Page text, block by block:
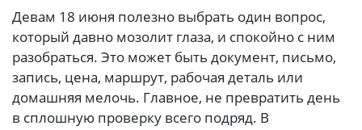
Девам 18 июня полезно выбрать один вопрос,
который давно мозолит глаза, и спокойно с ним
разобраться. Это может быть документ, письмо,
запись, цена, маршрут, рабочая деталь или
домашняя мелочь. Главное, не превратить день
в сплошную проверку всего подряд. В